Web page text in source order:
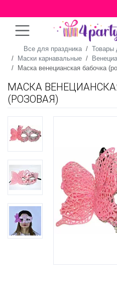
Все для праздника
Товары
Маски карнавальные
Маска венецианская бабочка
МАСКА
(РОЗОВАЯ)